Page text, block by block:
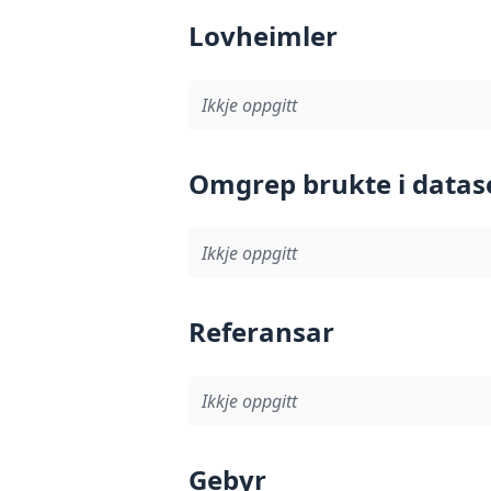
Lovheimler
Ikkje oppgitt
Omgrep brukte i
Ikkje oppgitt
Referansar
Ikkje oppgitt
Gebyr